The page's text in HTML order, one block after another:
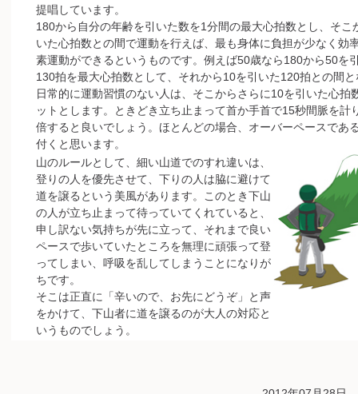
提唱しています。
180から自分の年齢を引いた数を1分間の最大心拍数とし、そこ
いた心拍数との間で運動を行えば、最も身体に負担が少なく効
素運動ができるというものです。例えば50歳なら180から50を
130拍を最大心拍数として、それから10を引いた120拍との間
日常的に運動習慣のない人は、そこからさらに10を引いた心拍
ットとします。ときどき立ち止まって首か手首で15秒間脈を計
倍すると良いでしょう。ほとんどの場合、オーバーペースであ
付くと思います。
山のルールとして、細い山道でのすれ違いは、
登りの人を優先させて、下りの人は脇に避けて
道を譲るという美風があります。このとき下山
の人が立ち止まって待っていてくれていると、
申し訳ない気持ちが先に立って、それまで良い
ペースで歩いていたところを無理に頑張って登
ってしまい、呼吸を乱してしまうことになりが
ちです。
そこは正直に「辛いので、お先にどうぞ」と声
をかけて、下山者に道を譲るのが大人の対応と
いうものでしょう。